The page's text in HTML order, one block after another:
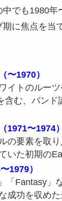
でも1980年
に焦点を当
〜1970）
イトのルー
含む、バンド
1971〜1974）
の要素を取
いた初期の
1979）
「Fantasy」
成功を収めた